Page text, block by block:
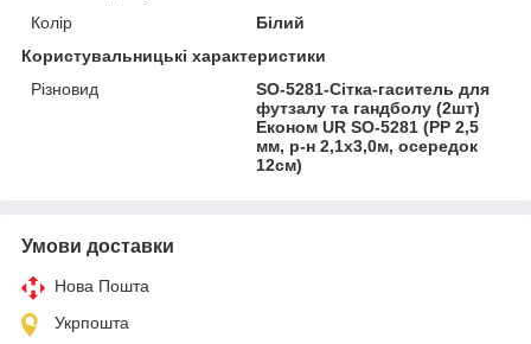
Колір
Білий
Користувальницькі характеристики
Різновид
SO-5281-Сітка-гаситель для
футзалу та гандболу (2шт)
Економ UR SO-5281 (PP 2,5
мм, р-н 2,1x3,0м, осередок
12см)
Умови доставки
Нова Пошта
Укрпошта